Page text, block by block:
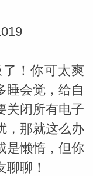
！你可太爽
睡会觉，给自
关闭所有电子
，那就这么办
是懒惰，但你
聊！